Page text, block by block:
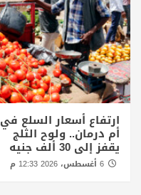
ارتفاع أسعار السلع في
أم درمان.. ولوح الثلج
يقفز إلى 30 ألف جنيه